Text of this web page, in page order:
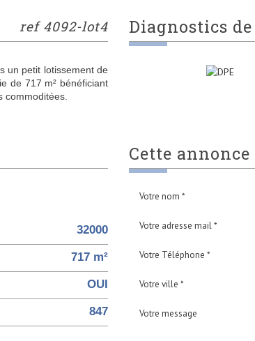
ref 4092-lot4
un petit lotissement de
de 717 m² bénéficiant
commoditées.
diagnostics de
32000
717 m²
OUI
847
cette annonce
Votre nom *
Votre adresse mail *
Votre Téléphone *
Votre ville *
Votre message